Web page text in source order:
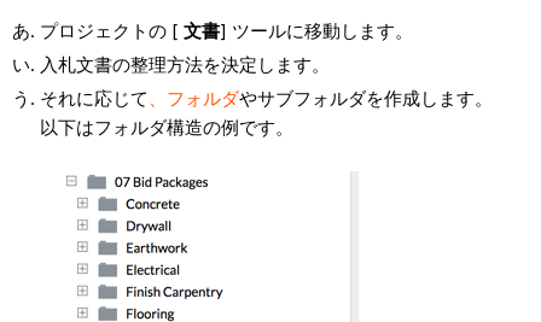
プロジェクトの [ 文書] ツールに移動します。
入札文書の整理方法を決定します。
それに応じて 、フォルダやサブフォルダを作成します。
以下はフォルダ構造の例です。